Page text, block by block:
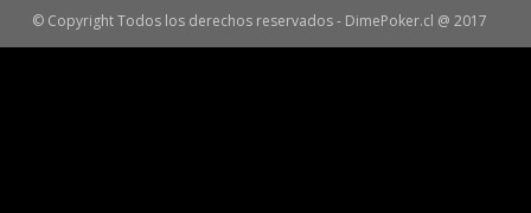
© Copyright Todos los derechos reservados - DimePoker.cl @ 2017